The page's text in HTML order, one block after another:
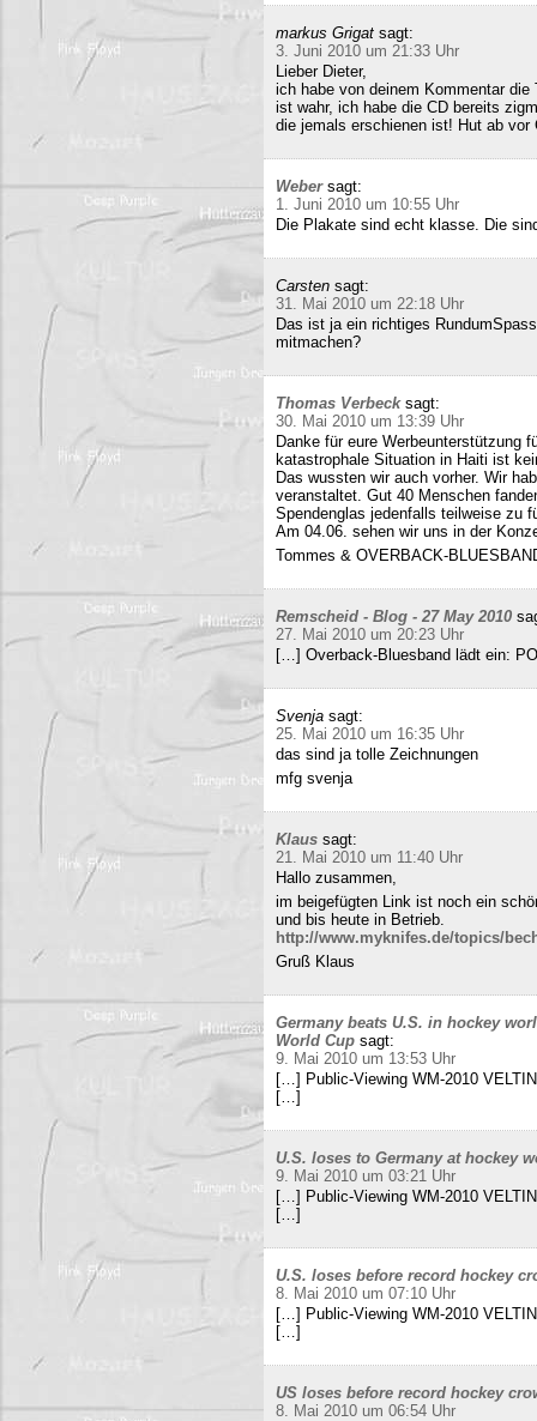
markus Grigat sagt:
3. Juni 2010 um 21:33 Uhr
Lieber Dieter,
ich habe von deinem Kommentar
ist wahr, ich habe die CD bereits
die jemals erschienen ist! Hut ab vor
Weber sagt:
1. Juni 2010 um 10:55 Uhr
Die Plakate sind echt klasse. Die
Carsten sagt:
31. Mai 2010 um 22:18 Uhr
Das ist ja ein richtiges
mitmachen?
Thomas Verbeck sagt:
30. Mai 2010 um 13:39 Uhr
Danke für eure Werbeunterstützung
katastrophale Situation in Haiti ist
Das wussten wir auch vorher. Wir
veranstaltet. Gut 40 Menschen
Spendenglas jedenfalls teilweise zu
Am 04.06. sehen wir uns in der
Tommes & OVERBACK-
Remscheid - Blog - 27 May 2010
27. Mai 2010 um 20:23 Uhr
[…] Overback-Bluesband lädt ein:
Svenja sagt:
25. Mai 2010 um 16:35 Uhr
das sind ja tolle Zeichnungen
mfg svenja
Klaus sagt:
21. Mai 2010 um 11:40 Uhr
Hallo zusammen,
im beigefügten Link ist noch ein
und bis heute in Betrieb.
http://www.myknifes.de/topics/
Gruß Klaus
Germany beats U.S. in hockey
World Cup sagt:
9. Mai 2010 um 13:53 Uhr
[…] Public-Viewing WM-2010
[…]
U.S. loses to Germany at hockey
9. Mai 2010 um 03:21 Uhr
[…] Public-Viewing WM-2010
[…]
U.S. loses before record hockey
8. Mai 2010 um 07:10 Uhr
[…] Public-Viewing WM-2010
[…]
US loses before record hockey
8. Mai 2010 um 06:54 Uhr